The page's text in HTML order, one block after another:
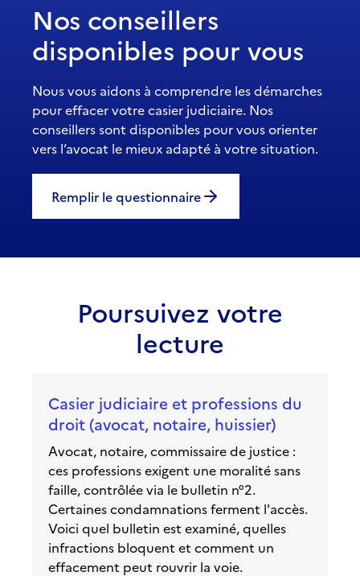
Nos conseillers
disponibles pour vous
Nous vous aidons à comprendre les démarches
pour effacer votre casier judiciaire. Nos
conseillers sont disponibles pour vous orienter
vers l’avocat le mieux adapté à votre situation.
Remplir le questionnaire
Poursuivez votre
lecture
Casier judiciaire et professions du
droit (avocat, notaire, huissier)
Avocat, notaire, commissaire de justice :
ces professions exigent une moralité sans
faille, contrôlée via le bulletin n°2.
Certaines condamnations ferment l'accès.
Voici quel bulletin est examiné, quelles
infractions bloquent et comment un
effacement peut rouvrir la voie.